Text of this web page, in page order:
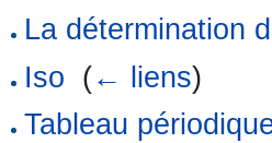
La détermination
Iso (← liens)
Tableau